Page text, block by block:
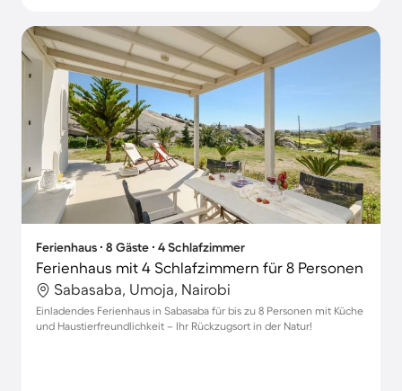
Ferienhaus ∙ 8 Gäste ∙ 4 Schlafzimmer
Ferienhaus mit 4 Schlafzimmern für 8 Personen
Sabasaba, Umoja, Nairobi
Einladendes Ferienhaus in Sabasaba für bis zu 8 Personen mit Küche
und Haustierfreundlichkeit – Ihr Rückzugsort in der Natur!